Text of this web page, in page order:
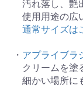
汚れ落し、艶
使用用途の広
通常サイズは
・ アプライブラ
クリームを塗
細かい場所に